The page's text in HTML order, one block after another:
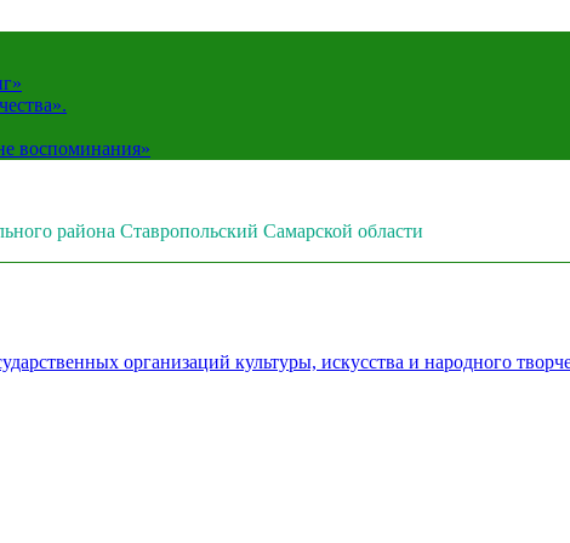
воспоминания»
района Ставропольский Самарской области
организаций культуры, искусства и народного